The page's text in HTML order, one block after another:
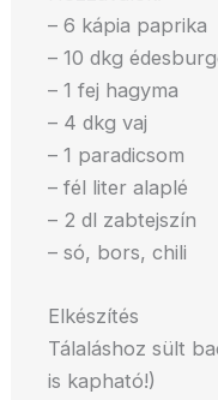
– 6 kápia paprika
– 10 dkg
– 1 fej hagyma
– 4 dkg vaj
– 1 paradicsom
– fél liter alaplé
– 2 dl zabtejszín
– só, bors, chili
Elkészítés
Tálaláshoz sült
is kapható!)